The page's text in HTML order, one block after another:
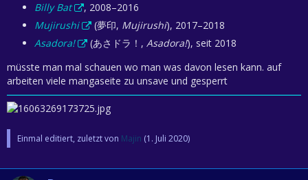
Billy Bat
, 2008–2016
Mujirushi
(夢印, Mujirushi), 2017–2018
Asadora!
(あさドラ！, Asadora!), seit 2018
müsste man mal schauen wo man was davon lesen kann. auf
arbeiten viele mangaseite zu unsave und gesperrt
Einmal editiert, zuletzt von Majin (1. Juli 2020)